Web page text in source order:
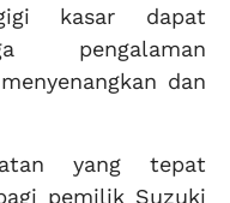
kasar dapat
pengalaman
dan
yang tepat
pemilik Suzuki